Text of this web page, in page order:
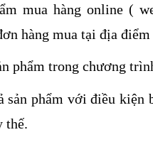
mua hàng online (
hàng mua tại địa điểm
phẩm trong chương
sản phẩm với điều kiện
thế.